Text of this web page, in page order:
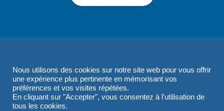
Nous utilisons des cookies sur notre site web pour vous offrir
une expérience plus pertinente en mémorisant vos
préférences et vos visites répétées.
En cliquant sur "Accepter", vous consentez à l'utilisation de
tous les cookies.